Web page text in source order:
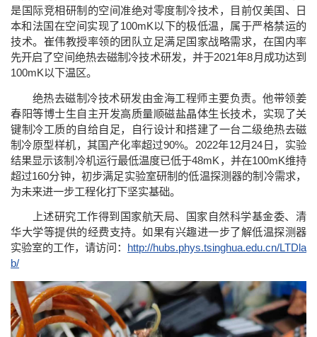
是国际竞相研制的空间准绝对零度制冷技术，目前仅美国、日
本和法国在空间实现了100mK以下的极低温，属于严格禁运的
技术。崔伟教授率领的团队立足满足国家战略需求，在国内率
先开启了空间绝热去磁制冷技术研发，并于2021年8月成功达到
100mK以下温区。
绝热去磁制冷技术研发由金海工程师主要负责。他带领姜
春阳等博士生自主开发高质量顺磁盐晶体生长技术，实现了关
键制冷工质的自给自足，自行设计和搭建了一台二级绝热去磁
制冷原型样机，其国产化率超过90%。2022年12月24日，实验
结果显示该制冷机运行最低温度已低于48mK，并在100mK维持
超过160分钟，初步满足实验室研制的低温探测器的制冷需求，
为未来进一步工程化打下坚实基础。
上述研究工作得到国家航天局、国家自然科学基金委、清
华大学等提供的经费支持。如果有兴趣进一步了解低温探测器
实验室的工作，请访问： http://hubs.phys.tsinghua.edu.cn/LTDla
b/